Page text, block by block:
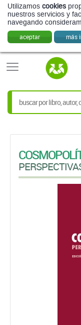
Utilizamos cookies
nuestros servicios y
navegando
aceptar más